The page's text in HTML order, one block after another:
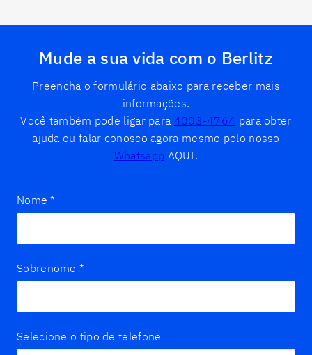
Mude a sua vida com o Berlitz
Preencha o formulário abaixo para receber mais
informações.
Você também pode ligar para 4003-4764 para obter
ajuda ou falar conosco agora mesmo pelo nosso
Whatsapp AQUI.
Nome *
Sobrenome *
Selecione o tipo de telefone